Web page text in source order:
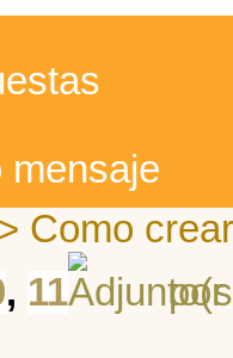
mensaje
Como
, 11